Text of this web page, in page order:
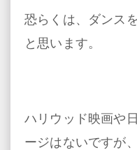
恐らくは、ダンス
と思います。
ハリウッド映画や
ージはないですが、